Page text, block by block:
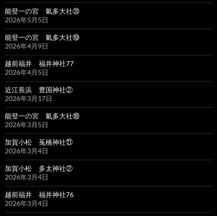
能登一の宮 氣多大社⑳
2026年5月5日
能登一の宮 氣多大社⑲
2026年4月9日
越前福井 福井神社77
2026年4月5日
近江長浜 豊国神社②
2026年3月17日
能登一の宮 氣多大社⑱
2026年3月5日
加賀小松 菟橋神社㉑
2026年3月4日
加賀小松 多太神社②
2026年3月4日
越前福井 福井神社76
2026年3月4日